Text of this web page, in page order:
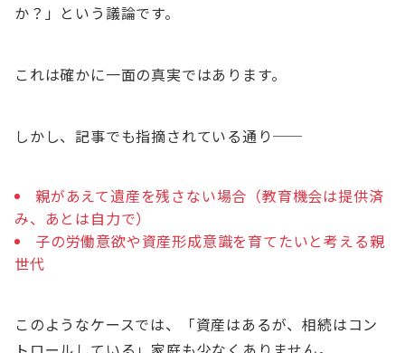
か？」という議論です。
これは確かに一面の真実ではあります。
しかし、記事でも指摘されている通り──
親があえて遺産を残さない場合（教育機会は提供済
み、あとは自力で）
子の労働意欲や資産形成意識を育てたいと考える親
世代
このようなケースでは、「資産はあるが、相続はコン